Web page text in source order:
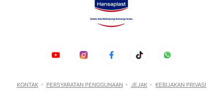
KONTAK PERSYARATAN PENGGUNAAN JEJAK KEBIJAKAN PRIVASI